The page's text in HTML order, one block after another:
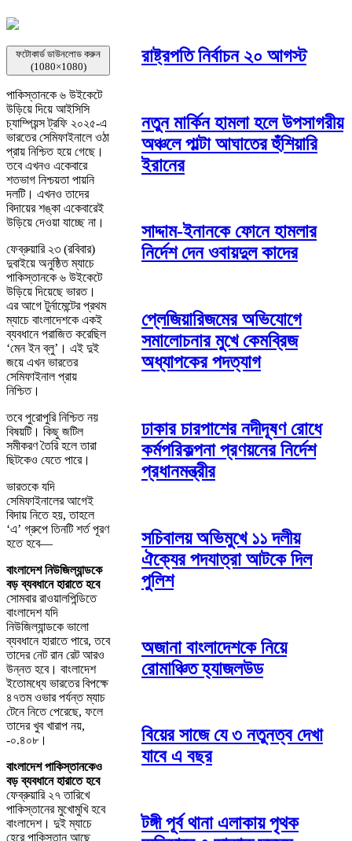
ফটোকার্ড ডাউনলোড করুন
(1080×1080)
পাকিস্তানকে ৬ উইকেটে
উড়িয়ে দিয়ে আইসিসি
চ্যাম্পিয়ন্স ট্রফি ২০২৫-এ
ভারতের সেমিফাইনালে ওঠা
প্রায় নিশ্চিত হয়ে গেছে।
তবে এখনও একেবারে
শতভাগ নিশ্চয়তা পায়নি
দলটি। এখনও তাদের
বিদায়ের শঙ্কা একেবারেই
উড়িয়ে দেওয়া যাচ্ছে না।
ফেব্রুয়ারি ২৩ (রবিবার)
দুবাইয়ে অনুষ্ঠিত ম্যাচে
পাকিস্তানকে ৬ উইকেটে
উড়িয়ে দিয়েছে ভারত।
এর আগে টুর্নামেন্টের প্রথম
ম্যাচে বাংলাদেশকে একই
ব্যবধানে পরাজিত করেছিল
‘মেন ইন ব্লু’। এই দুই
জয়ে এখন ভারতের
সেমিফাইনাল প্রায়
নিশ্চিত।
তবে পুরোপুরি নিশ্চিত নয়
বিষয়টি। কিছু জটিল
সমীকরণ তৈরি হলে তারা
ছিটকেও যেতে পারে।
ভারতকে যদি
সেমিফাইনালের আগেই
বিদায় নিতে হয়, তাহলে
‘এ’ গ্রুপে তিনটি শর্ত পূরণ
হতে হবে—
বাংলাদেশ নিউজিল্যান্ডকে
বড় ব্যবধানে হারাতে হবে
সোমবার রাওয়ালপিন্ডিতে
বাংলাদেশ যদি
নিউজিল্যান্ডকে ভালো
ব্যবধানে হারাতে পারে, তবে
তাদের নেট রান রেট আরও
উন্নত হবে। বাংলাদেশ
ইতোমধ্যে ভারতের বিপক্ষে
৪৭তম ওভার পর্যন্ত ম্যাচ
টেনে নিতে পেরেছে, ফলে
তাদের খুব খারাপ নয়,
-০.৪০৮।
বাংলাদেশ পাকিস্তানকেও
বড় ব্যবধানে হারাতে হবে
ফেব্রুয়ারি ২৭ তারিখে
পাকিস্তানের মুখোমুখি হবে
বাংলাদেশ। দুই ম্যাচে
হেরে পাকিস্তান আছে
রাষ্ট্রপতি নির্বাচন ২০ আগস্ট
নতুন মার্কিন হামলা হলে উপসাগরীয়
অঞ্চলে পাল্টা আঘাতের হুঁশিয়ারি
ইরানের
সাদ্দাম-ইনানকে ফোনে হামলার
নির্দেশ দেন ওবায়দুল কাদের
প্লেজিয়ারিজমের অভিযোগে
সমালোচনার মুখে কেমব্রিজ
অধ্যাপকের পদত্যাগ
ঢাকার চারপাশের নদীদূষণ রোধে
কর্মপরিকল্পনা প্রণয়নের নির্দেশ
প্রধানমন্ত্রীর
সচিবালয় অভিমুখে ১১ দলীয়
ঐক্যের পদযাত্রা আটকে দিল
পুলিশ
অজানা বাংলাদেশকে নিয়ে
রোমাঞ্চিত হ্যাজলউড
বিয়ের সাজে যে ৩ নতুনত্ব দেখা
যাবে এ বছর
টঙ্গী পূর্ব থানা এলাকায় পৃথক